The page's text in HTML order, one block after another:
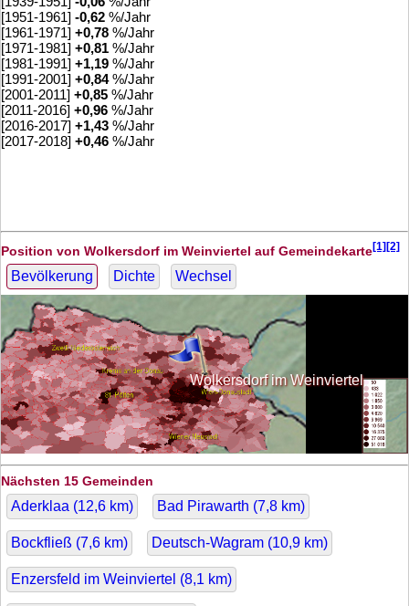
[1951-1961] -0,62 %/Jahr
[1961-1971] +0,78 %/Jahr
[1971-1981] +0,81 %/Jahr
[1981-1991] +1,19 %/Jahr
[1991-2001] +0,84%/Jahr
[2001-2011] +0,85 %/Jahr
[2011-2016] +0,96 %/Jahr
[2016-2017] +1,43 %/Jahr
[2017-2018] +0,46 %/Jahr
Position von Wolkersdorf im Weinviertel auf Gemeindekarte[1][2]
Bevölkerung Dichte Wechsel
Wolkersdorf im Weinviertel
Nächsten 15 Gemeinden
Aderklaa (12,6 km) Bad Pirawarth (7,8 km)
Bockfließ (7,6 km) Deutsch-Wagram (10,9 km)
Enzersfeld im Weinviertel (8,1 km)